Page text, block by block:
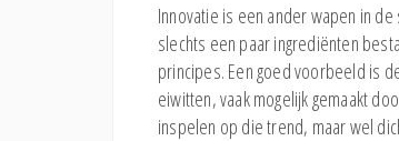
Innovatie is een ander wapen in
slechts een paar ingrediënten
principes. Een goed voorbeeld is
eiwitten, vaak mogelijk gemaakt
inspelen op die trend, maar wel